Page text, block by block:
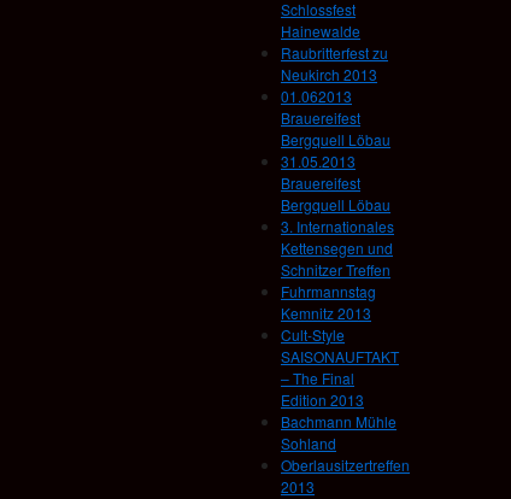
Schlossfest
Hainewalde
Raubritterfest zu
Neukirch 2013
01.062013
Brauereifest
Bergquell Löbau
31.05.2013
Brauereifest
Bergquell Löbau
3. Internationales
Kettensegen und
Schnitzer Treffen
Fuhrmannstag
Kemnitz 2013
Cult-Style
SAISONAUFTAKT
– The Final
Edition 2013
Bachmann Mühle
Sohland
Oberlausitzertreffen
2013